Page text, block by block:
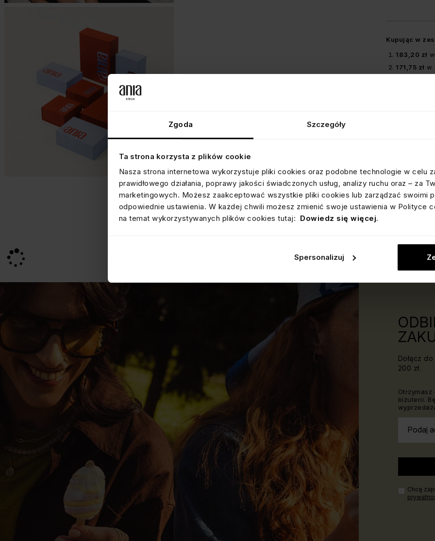
Zgoda Szczegóły
Ta strona korzysta z plików cookie
Nasza strona internetowa wykorzystuje pliki cookies oraz podobne technologie w celu
prawidłowego działania, poprawy jakości świadczonych usług, analizy ruchu oraz – za
marketingowych. Możesz zaakceptować wszystkie pliki cookies lub zarządzać swoimi
odpowiednie ustawienia. W każdej chwili możesz zmienić swoje ustawienia w Polityce
na temat wykorzystywanych plików cookies tutaj: Dowiedz się więcej.
Spersonalizuj
Kupując w
183,20 zł w
171,75 zł w
OPINIE
Informacja o
Wszystkie
dostępne są
Dołącz
200 zł.
biżuterii.
Podaj
Chcę